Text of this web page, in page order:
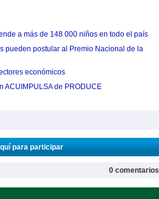
a más de 148 000 niños en todo el país
pueden postular al Premio Nacional de la
económicos
ACUIMPULSA de PRODUCE
para participar
0 comentarios